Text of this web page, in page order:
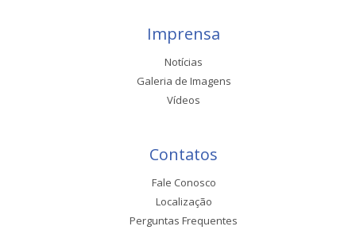
Imprensa
Notícias
Galeria de Imagens
Vídeos
Contatos
Fale Conosco
Localização
Perguntas Frequentes